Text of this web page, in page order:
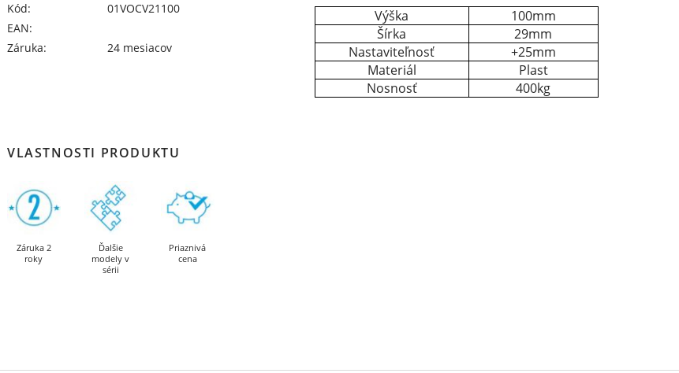
Kód:
01VOCV21100
EAN:
Záruka:
24 mesiacov
Výška
100mm
Šírka
29mm
Nastaviteľnosť
+25mm
Materiál
Plast
Nosnosť
400kg
VLASTNOSTI PRODUKTU
Záruka 2
roky
Ďalšie
modely v
sérii
Priaznivá
cena